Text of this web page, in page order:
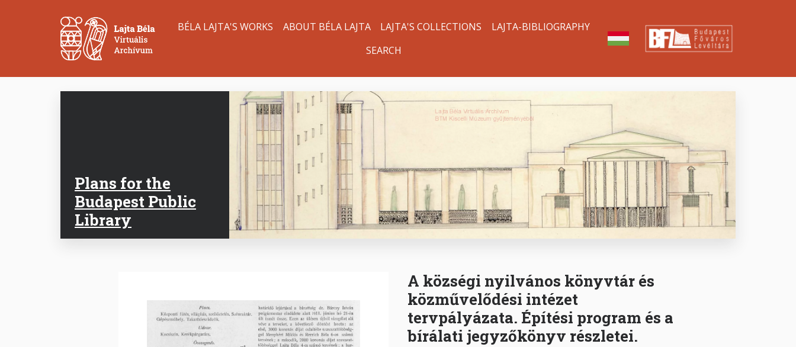
Main
BÉLA LAJTA'S WORKS ABOUT BÉLA LAJTA LAJTA'S COLLECTIONS
LAJTA-BIBLIOGRAPHY
SEARCH
Plans for the
Budapest Public
Library
A községi nyilvános könyvtár és
közművelődési intézet
tervpályázata. Építési program és a
bírálati jegyzőkönyv részletei.